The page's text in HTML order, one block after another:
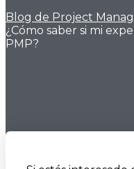
Blog de Project
¿Cómo saber si mi
PMP?